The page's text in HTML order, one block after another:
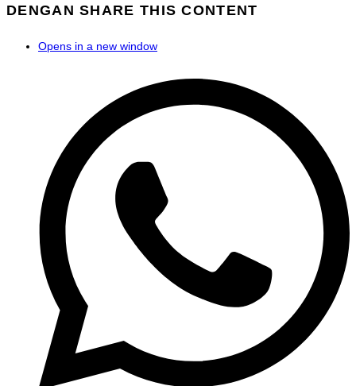
DENGAN SHARE THIS CONTENT
Opens in a new window